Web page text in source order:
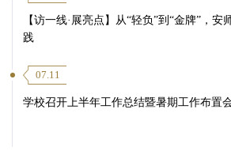
【访一线·展亮点】从“轻负”到“金牌”，
践
07.11
学校召开上半年工作总结暨暑期工作布置